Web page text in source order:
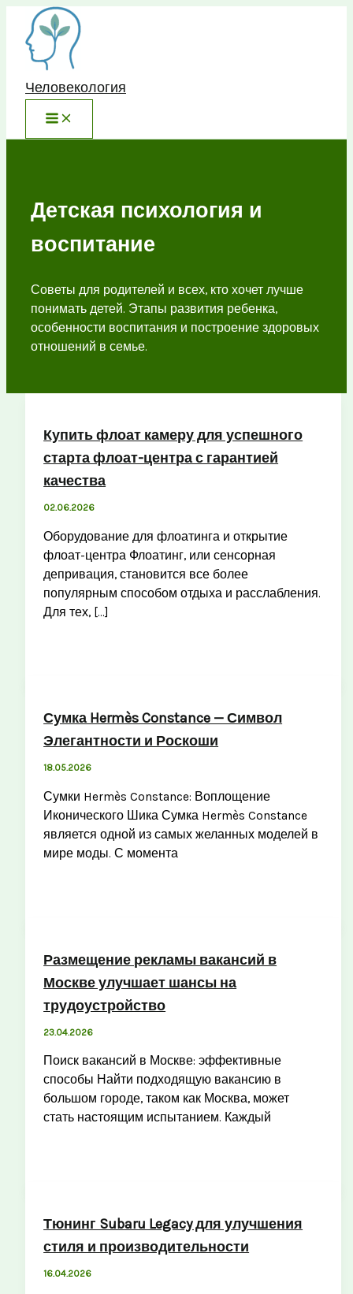
Перейти
содержимому
Человекология
Детская психология и
воспитание
Советы для родителей и всех, кто хочет лучше
понимать детей. Этапы развития ребенка,
особенности воспитания и построение здоровых
отношений в семье.
Купить флоат камеру для успешного
старта флоат-центра с гарантией
качества
02.06.2026
Оборудование для флоатинга и открытие
флоат-центра Флоатинг, или сенсорная
депривация, становится все более
популярным способом отдыха и расслабления.
Для тех, […]
Сумка Hermès Constance — Символ
Элегантности и Роскоши
18.05.2026
Сумки Hermès Constance: Воплощение
Иконического Шика Сумка Hermès Constance
является одной из самых желанных моделей в
мире моды. С момента
Размещение рекламы вакансий в
Москве улучшает шансы на
трудоустройство
23.04.2026
Поиск вакансий в Москве: эффективные
способы Найти подходящую вакансию в
большом городе, таком как Москва, может
стать настоящим испытанием. Каждый
Тюнинг Subaru Legacy для улучшения
стиля и производительности
16.04.2026